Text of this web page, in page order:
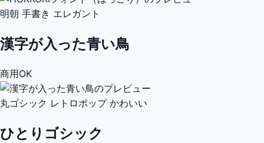
明朝 手書き エレガント
漢字が入った青い鳥
商用OK
丸ゴシック レトロポップ かわいい
ひとりゴシック